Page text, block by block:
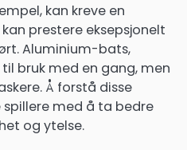
kan kreve en
prestere eksepsjonelt
Aluminium-bats,
bruk med en gang, men
Å forstå disse
spillere med å ta bedre
og ytelse.